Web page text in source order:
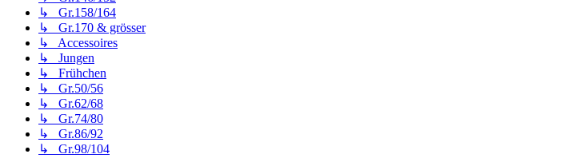
↳ Gr.158/164
↳ Gr.170 & grösser
↳ Accessoires
↳ Jungen
↳ Frühchen
↳ Gr.50/56
↳ Gr.62/68
↳ Gr.74/80
↳ Gr.86/92
↳ Gr.98/104